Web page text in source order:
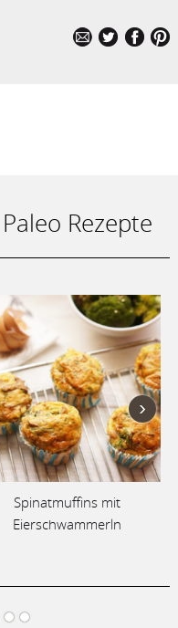
Rezepte
Spinatmuffins mit
Eierschwammerln
›